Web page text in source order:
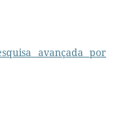
avançada por